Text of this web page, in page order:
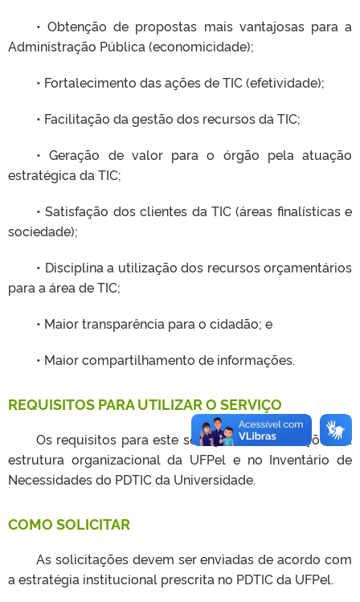
• Obtenção de propostas mais vantajosas para a
Administração Pública (economicidade);
• Fortalecimento das ações de TIC (efetividade);
• Facilitação da gestão dos recursos da TIC;
• Geração de valor para o órgão pela atuação
estratégica da TIC;
• Satisfação dos clientes da TIC (áreas finalísticas e
sociedade);
• Disciplina a utilização dos recursos orçamentários
para a área de TIC;
• Maior transparência para o cidadão; e
• Maior compartilhamento de informações.
REQUISITOS PARA UTILIZAR O SERVIÇO
Os requisitos para este serviço são as inserções na
estrutura organizacional da UFPel e no Inventário de
Necessidades do PDTIC da Universidade.
COMO SOLICITAR
As solicitações devem ser enviadas de acordo com
a estratégia institucional prescrita no PDTIC da UFPel.